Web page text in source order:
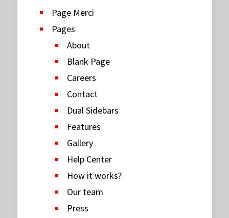
Page Merci
Pages
About
Blank Page
Careers
Contact
Dual Sidebars
Features
Gallery
Help Center
How it works?
Our team
Press